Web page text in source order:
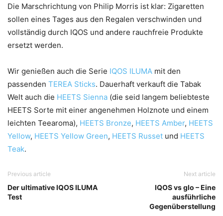
Die Marschrichtung von Philip Morris ist klar: Zigaretten
sollen eines Tages aus den Regalen verschwinden und
vollständig durch IQOS und andere rauchfreie Produkte
ersetzt werden.
Wir genießen auch die Serie IQOS ILUMA mit den
passenden TEREA Sticks. Dauerhaft verkauft die Tabak
Welt auch die HEETS Sienna (die seid langem beliebteste
HEETS Sorte mit einer angenehmen Holznote und einem
leichten Teearoma), HEETS Bronze, HEETS Amber, HEETS
Yellow, HEETS Yellow Green, HEETS Russet und HEETS
Teak.
Previous article
Der ultimative IQOS ILUMA
Test
Next article
IQOS vs glo – Eine
ausführliche
Gegenüberstellung